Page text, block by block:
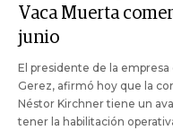
Vaca Muerta
junio
El presidente de la
Gerez, afirmó hoy que la
Néstor Kirchner tiene un
tener la habilitación